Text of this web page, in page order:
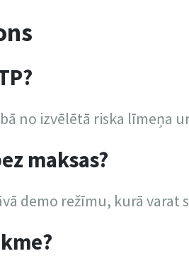
no izvēlētā riska līmeņa
maksas?
demo režīmu, kurā